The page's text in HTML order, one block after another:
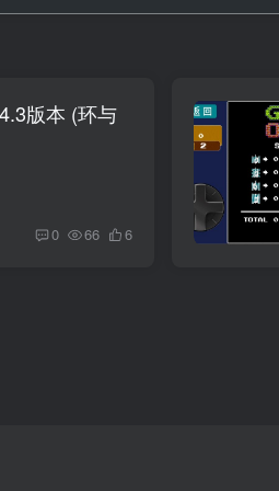
版本 (环与
0 66 6